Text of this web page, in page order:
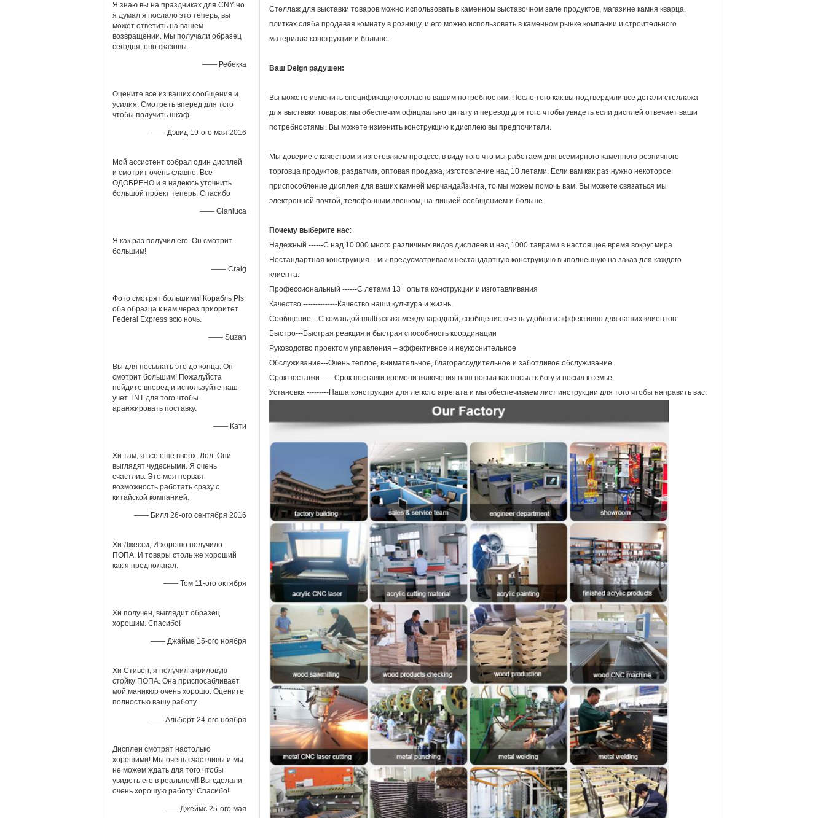
Я знаю вы на праздниках для CNY но
я думал я послало это теперь, вы
может ответить на вашем
возвращении. Мы получали образец
сегодня, оно сказовы.
—— Ребекка
Оцените все из ваших сообщения и
усилия. Смотреть вперед для того
чтобы получить шкаф.
—— Дэвид 19-ого мая 2016
Мой ассистент собрал один дисплей
и смотрит очень славно. Все
ОДОБРЕНО и я надеюсь уточнить
большой проект теперь. Спасибо
—— Gianluca
Я как раз получил его. Он смотрит
большим!
—— Craig
Фото смотрят большими! Корабль Pls
оба образца к нам через приоритет
Federal Express всю ночь.
—— Suzan
Вы для посылать это до конца. Он
смотрит большим! Пожалуйста
пойдите вперед и используйте наш
учет TNT для того чтобы
аранжировать поставку.
—— Кати
Хи там, я все еще вверх, Лол. Они
выглядят чудесными. Я очень
счастлив. Это моя первая
возможность работать сразу с
китайской компанией.
—— Билл 26-ого сентября 2016
Хи Джесси, И хорошо получило
ПОПА. И товары столь же хороший
как я предполагал.
—— Том 11-ого октября
Хи получен, выглядит образец
хорошим. Спасибо!
—— Джайме 15-ого ноября
Хи Стивен, я получил акриловую
стойку ПОПА. Она приспосабливает
мой маникюр очень хорошо. Оцените
полностью вашу работу.
—— Альберт 24-ого ноября
Дисплеи смотрят настолько
хорошими! Мы очень счастливы и мы
не можем ждать для того чтобы
увидеть его в реальном!! Вы сделали
очень хорошую работу! Спасибо!
—— Джеймс 25-ого мая
Стеллаж для выставки товаров можно использовать в каменном выставочном зале продуктов, магазине камня кварца,
плитках сляба продавая комнату в розницу, и его можно использовать в каменном рынке компании и строительного
материала конструкции и больше.
Ваш Deign радушен:
Вы можете изменить спецификацию согласно вашим потребностям. После того как вы подтвердили все детали стеллажа
для выставки товаров, мы обеспечим официально цитату и перевод для того чтобы увидеть если дисплей отвечает ваши
потребностямы. Вы можете изменить конструкцию к дисплею вы предпочитали.
Мы доверие с качеством и изготовляем процесс, в виду того что мы работаем для всемирного каменного розничного
торговца продуктов, раздатчик, оптовая продажа, изготовление над 10 летами. Если вам как раз нужно некоторое
приспособление дисплея для ваших камней мерчандайзинга, то мы можем помочь вам. Вы можете связаться мы
электронной почтой, телефонным звонком, на-линией сообщением и больше.
Почему выберите нас:
Надежный ------С над 10.000 много различных видов дисплеев и над 1000 таврами в настоящее время вокруг мира.
Нестандартная конструкция – мы предусматриваем нестандартную конструкцию выполненную на заказ для каждого
клиента.
Профессиональный ------С летами 13+ опыта конструкции и изготавливания
Качество --------------Качество наши культура и жизнь.
Сообщение---С командой multi языка международной, сообщение очень удобно и эффективно для наших клиентов.
Быстро---Быстрая реакция и быстрая способность координации
Руководство проектом управления – эффективное и неукоснительное
Обслуживание---Очень теплое, внимательное, благорассудительное и заботливое обслуживание
Срок поставки------Срок поставки времени включения наш посыл как посыл к богу и посыл к семье.
Установка ---------Наша конструкция для легкого агрегата и мы обеспечиваем лист инструкции для того чтобы направить вас.